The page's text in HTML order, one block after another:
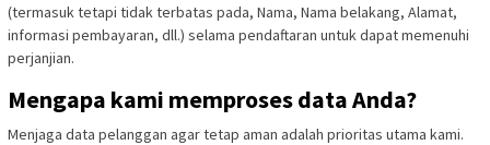
(termasuk tetapi tidak terbatas pada, Nama, Nama belakang, Alamat,
informasi pembayaran, dll.) selama pendaftaran untuk dapat memenuhi
perjanjian.
Mengapa kami memproses data Anda?
Menjaga data pelanggan agar tetap aman adalah prioritas utama kami.